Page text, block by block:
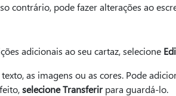
contrário, pode fazer alterações ao
adicionais ao seu cartaz, selecione
as imagens ou as cores. Pode
selecione Transferirpara guardá-lo.